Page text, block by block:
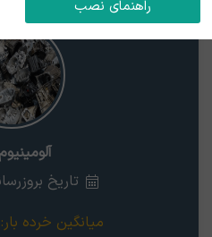
تاریخ بروزرسانی :
میانگین خرده بار:
راهنمای نصب